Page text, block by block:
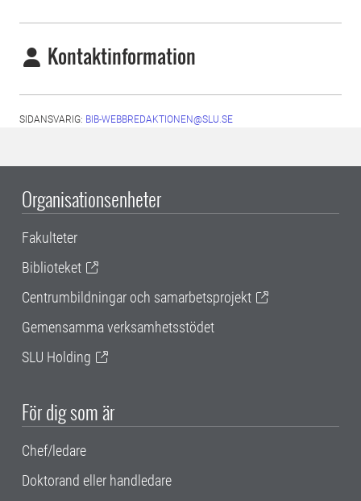
Kontaktinformation
SIDANSVARIG: BIB-WEBBREDAKTIONEN@SLU.SE
Organisationsenheter
Fakulteter
Biblioteket
Centrumbildningar och samarbetsprojekt
Gemensamma verksamhetsstödet
SLU Holding
För dig som är
Chef/ledare
Doktorand eller handledare